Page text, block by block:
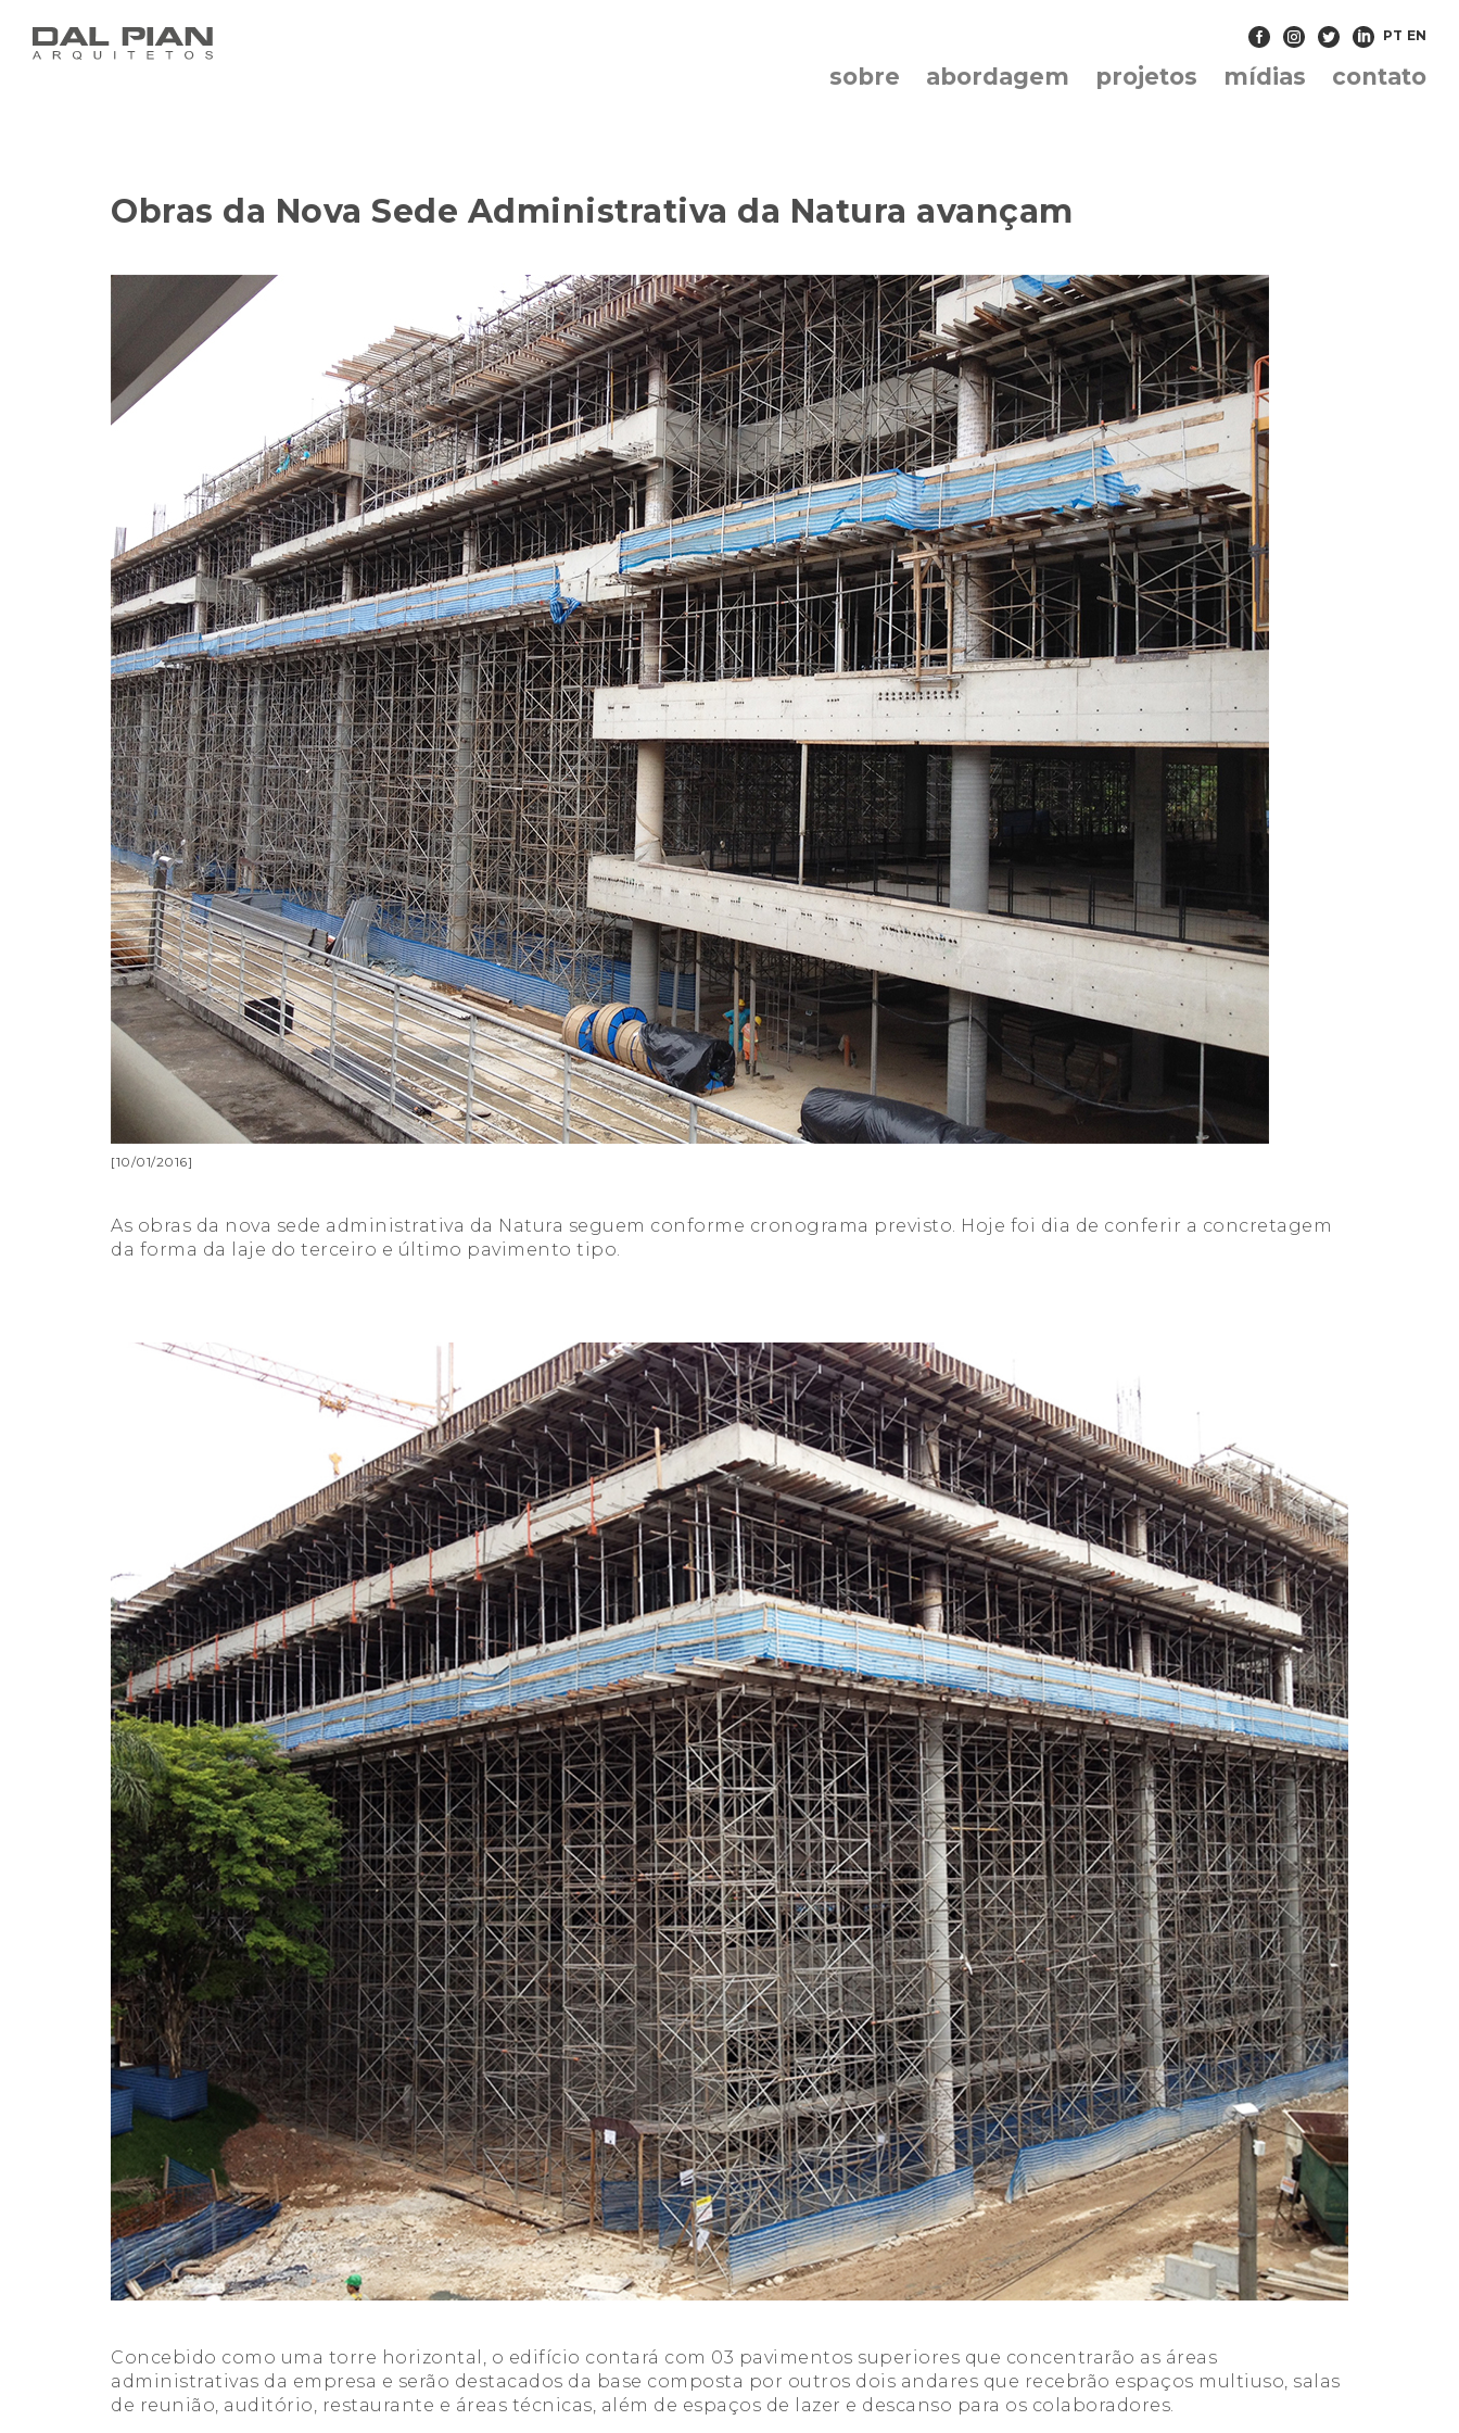
PT EN
sobre abordagem projetos mídias contato
Obras da Nova Sede Administrativa da Natura avançam
[10/01/2016]
As obras da nova sede administrativa da Natura seguem conforme cronograma previsto. Hoje foi dia de conferir a concretagem
da forma da laje do terceiro e último pavimento tipo.
Concebido como uma torre horizontal, o edifício contará com 03 pavimentos superiores que concentrarão as áreas
administrativas da empresa e serão destacados da base composta por outros dois andares que recebrão espaços multiuso, salas
de reunião, auditório, restaurante e áreas técnicas, além de espaços de lazer e descanso para os colaboradores.